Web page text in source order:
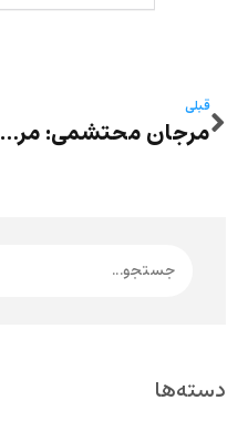
قبلی
مرجان محتشمی: مردمان گِل
دسته‌ها